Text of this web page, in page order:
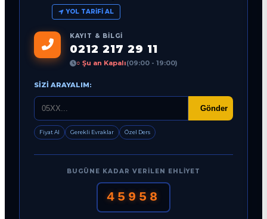
YOL TARIFI AL
KAYIT & BILGI
0212 217 29 11
○ Şu an Kapalı(09:00 - 19:00)
SIZI ARAYALIM:
Gönder
Fiyat Al Gerekli Evraklar Özel Ders
BUGÜNE KADAR VERILEN EHLIYET
45958